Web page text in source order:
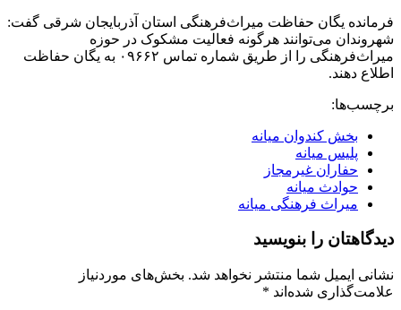
فرمانده یگان حفاظت میراث‌فرهنگی استان آذربایجان شرقی گفت:
شهروندان می‌توانند هرگونه فعالیت مشکوک در حوزه
میراث‌فرهنگی را از طریق شماره تماس ۰۹۶۶۲ به یگان حفاظت
اطلاع دهند.
برچسب‌ها:
بخش کندوان میانه
پلیس میانه
حفاران غیرمجاز
حوادث میانه
میراث فرهنگی میانه
دیدگاهتان را بنویسید
نشانی ایمیل شما منتشر نخواهد شد. بخش‌های موردنیاز
علامت‌گذاری شده‌اند *